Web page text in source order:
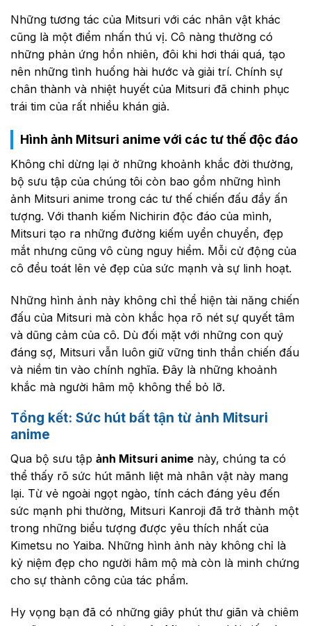
Những tương tác của Mitsuri với các nhân vật khác
cũng là một điểm nhấn thú vị. Cô nàng thường có
những phản ứng hồn nhiên, đôi khi hơi thái quá, tạo
nên những tình huống hài hước và giải trí. Chính sự
chân thành và nhiệt huyết của Mitsuri đã chinh phục
trái tim của rất nhiều khán giả.
Hình ảnh Mitsuri anime với các tư thế độc đáo
Không chỉ dừng lại ở những khoảnh khắc đời thường,
bộ sưu tập của chúng tôi còn bao gồm những hình
ảnh Mitsuri anime trong các tư thế chiến đấu đầy ấn
tượng. Với thanh kiếm Nichirin độc đáo của mình,
Mitsuri tạo ra những đường kiếm uyển chuyển, đẹp
mắt nhưng cũng vô cùng nguy hiểm. Mỗi cử động của
cô đều toát lên vẻ đẹp của sức mạnh và sự linh hoạt.
Những hình ảnh này không chỉ thể hiện tài năng chiến
đấu của Mitsuri mà còn khắc họa rõ nét sự quyết tâm
và dũng cảm của cô. Dù đối mặt với những con quỷ
đáng sợ, Mitsuri vẫn luôn giữ vững tinh thần chiến đấu
và niềm tin vào chính nghĩa. Đây là những khoảnh
khắc mà người hâm mộ không thể bỏ lỡ.
Tổng kết: Sức hút bất tận từ ảnh Mitsuri
anime
Qua bộ sưu tập ảnh Mitsuri anime này, chúng ta có
thể thấy rõ sức hút mãnh liệt mà nhân vật này mang
lại. Từ vẻ ngoài ngọt ngào, tính cách đáng yêu đến
sức mạnh phi thường, Mitsuri Kanroji đã trở thành một
trong những biểu tượng được yêu thích nhất của
Kimetsu no Yaiba. Những hình ảnh này không chỉ là
kỷ niệm đẹp cho người hâm mộ mà còn là minh chứng
cho sự thành công của tác phẩm.
Hy vọng bạn đã có những giây phút thư giãn và chiêm